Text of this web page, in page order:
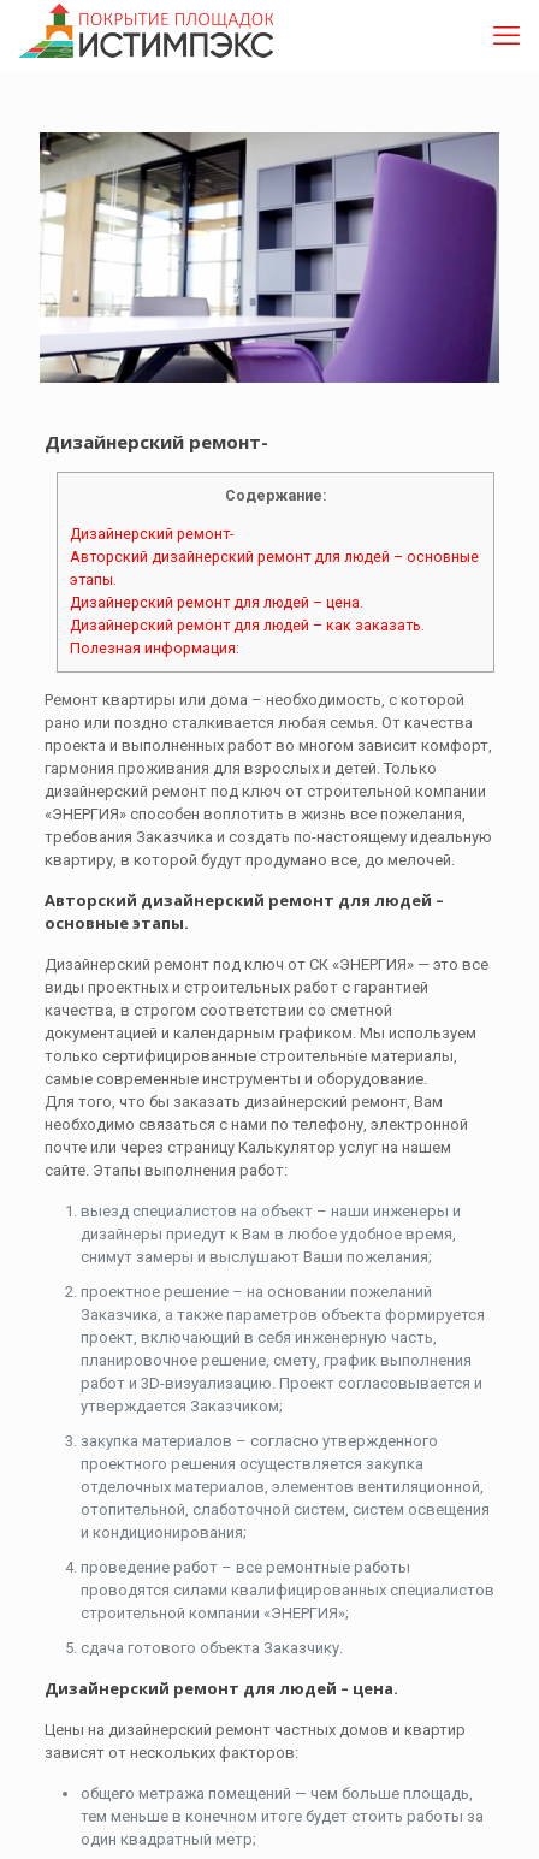
Дизайнерский ремонт-
Содержание:
Дизайнерский ремонт-
Авторский дизайнерский ремонт для людей – основные
этапы.
Дизайнерский ремонт для людей – цена.
Дизайнерский ремонт для людей – как заказать.
Полезная информация:
Ремонт квартиры или дома – необходимость, с которой
рано или поздно сталкивается любая семья. От качества
проекта и выполненных работ во многом зависит комфорт,
гармония проживания для взрослых и детей. Только
дизайнерский ремонт под ключ от строительной компании
«ЭНЕРГИЯ» способен воплотить в жизнь все пожелания,
требования Заказчика и создать по-настоящему идеальную
квартиру, в которой будут продумано все, до мелочей.
Авторский дизайнерский ремонт для людей –
основные этапы.
Дизайнерский ремонт под ключ от СК «ЭНЕРГИЯ» — это все
виды проектных и строительных работ с гарантией
качества, в строгом соответствии со сметной
документацией и календарным графиком. Мы используем
только сертифицированные строительные материалы,
самые современные инструменты и оборудование.
Для того, что бы заказать дизайнерский ремонт, Вам
необходимо связаться с нами по телефону, электронной
почте или через страницу Калькулятор услуг на нашем
сайте. Этапы выполнения работ:
выезд специалистов на объект – наши инженеры и
дизайнеры приедут к Вам в любое удобное время,
снимут замеры и выслушают Ваши пожелания;
проектное решение – на основании пожеланий
Заказчика, а также параметров объекта формируется
проект, включающий в себя инженерную часть,
планировочное решение, смету, график выполнения
работ и 3D-визуализацию. Проект согласовывается и
утверждается Заказчиком;
закупка материалов – согласно утвержденного
проектного решения осуществляется закупка
отделочных материалов, элементов вентиляционной,
отопительной, слаботочной систем, систем освещения
и кондиционирования;
проведение работ – все ремонтные работы
проводятся силами квалифицированных специалистов
строительной компании «ЭНЕРГИЯ»;
сдача готового объекта Заказчику.
Дизайнерский ремонт для людей – цена.
Цены на дизайнерский ремонт частных домов и квартир
зависят от нескольких факторов:
общего метража помещений — чем больше площадь,
тем меньше в конечном итоге будет стоить работы за
один квадратный метр;